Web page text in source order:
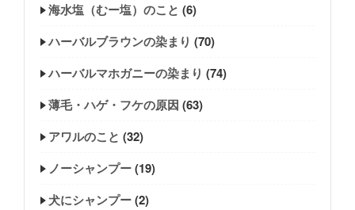
海水塩（むー塩）のこと (6)
ハーバルブラウンの染まり (70)
ハーバルマホガニーの染まり (74)
薄毛・ハゲ・フケの原因 (63)
アワルのこと (32)
ノーシャンプー(19)
犬にシャンプー(2)